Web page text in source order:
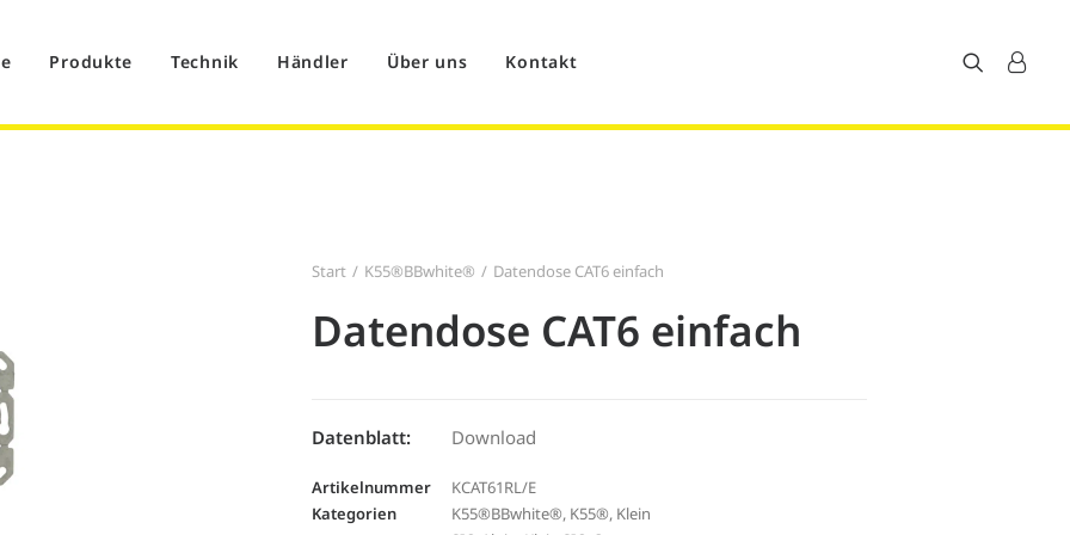
Produkte Technik Händler Über uns Kontakt
Start K55®BBwhite® Datendose CAT6 einfach
Datendose CAT6 einfach
Datenblatt: Download
Artikelnummer
KCAT61RL/E
Kategorien
K55®BBwhite®, K55®, Klein